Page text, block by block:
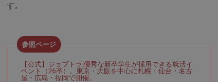
す。
【公式】ジョブトラ|優秀な新卒学生が採用できる就活イ
ベント（26卒）。東京・大阪を中心に札幌・仙台・名古
屋・広島・福岡で開催。